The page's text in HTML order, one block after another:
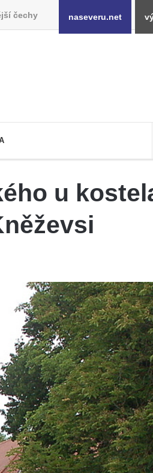
čechy naseveru.net
u